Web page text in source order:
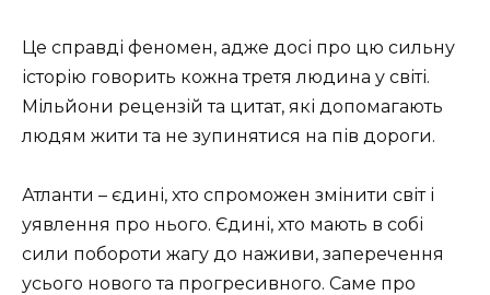
Це справді феномен, адже досі про цю сильну
історію говорить кожна третя людина у світі.
Мільйони рецензій та цитат, які допомагають
людям жити та не зупинятися на пів дороги.
Атланти – єдині, хто спроможен змінити світ і
уявлення про нього. Єдині, хто мають в собі
сили побороти жагу до наживи, заперечення
усього нового та прогресивного. Саме про